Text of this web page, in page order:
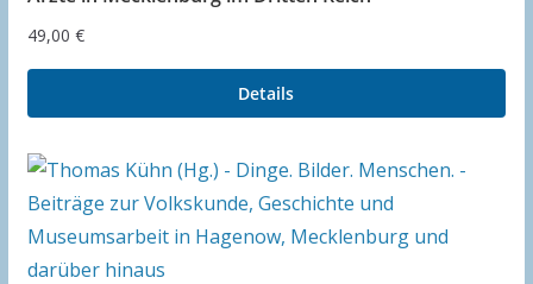
49,00 €
Details